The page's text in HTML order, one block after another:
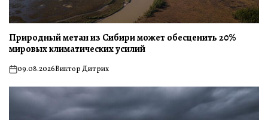
Природный метан из Сибири может обесценить 20%
мировых климатических усилий
on09.08.2026Виктор Дитрих